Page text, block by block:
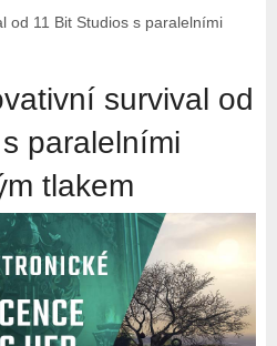
od 11 Bit Studios s paralelními
survival od
paralelními
tlakem